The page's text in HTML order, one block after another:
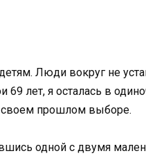
Люди вокруг не
69 лет, я осталась в
своем прошлом выборе.
одной с двумя